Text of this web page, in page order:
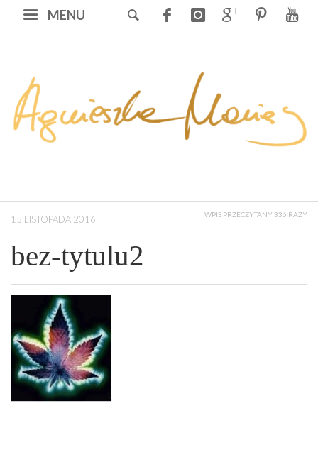
MENU
15 LISTOPADA 2016 WPIS PRZECZYTANY 336 RAZY
bez-tytulu2